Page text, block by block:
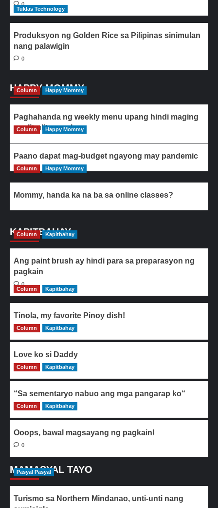
0
Tuklas Technology
Produksyon ng Golden Rice sa Pilipinas sinimulan
nang palawigin
0
HAPPY MOMMY
Column Happy Mommy
Paghahanda ng weekly menu upang hindi maging
paulit-ulit ang ulam
Column Happy Mommy
Paano dapat mag-budget ngayong may pandemic
Column Happy Mommy
Mommy, handa ka na ba sa online classes?
KAPITBAHAY
Column Kapitbahay
Ang paint brush ay hindi para sa preparasyon ng
pagkain
0
Column
Kapitbahay
Tinola, my favorite Pinoy dish!
0
Column Kapitbahay
Love ko si Daddy
0
Column Kapitbahay
“Sa sementaryo nabuo ang mga pangarap ko“
0
Column Kapitbahay
Ooops, bawal magsayang ng pagkain!
0
MAMASYAL TAYO
Pasyal Pasyal
Turismo sa Northern Mindanao, unti-unti nang